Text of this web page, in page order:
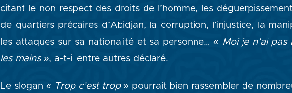
citant le non respect des droits de l’homme, les
de quartiers précaires d’Abidjan, la corruption, l’injustice, la
les attaques sur sa nationalité et sa personne… « Moi je n’ai pas
les mains», a-t-il entre autres déclaré.
Le slogan « Trop c’est trop» pourrait bien rassembler de